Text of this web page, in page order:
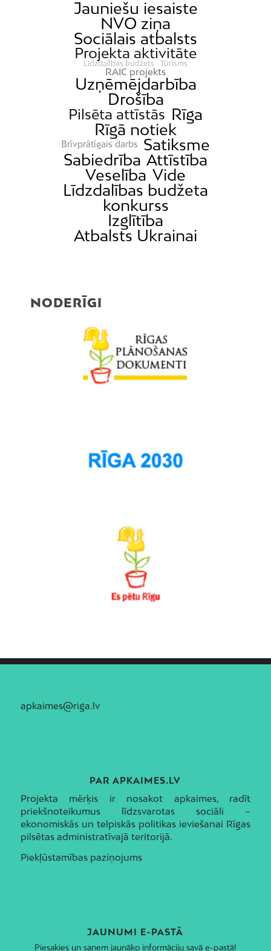
Jauniešu iesaiste
NVO ziņa
Sociālais atbalsts
Projekta aktivitāte
Līdzdalības budžets Tūrisms
RAIC projekts
Uzņēmējdarbība
Drošība
Pilsēta attīstās Rīga
Rīgā notiek
Brīvprātīgais darbs
Satiksme
Sabiedrība Attīstība
Veselība Vide
Līdzdalības budžeta
konkurss
Izglītība
Atbalsts Ukrainai
NODERĪGI
apkaimes@riga.lv
PAR APKAIMES.LV
Projekta mērķis ir nosakot apkaimes, radīt
priekšnoteikumus līdzsvarotas sociāli –
ekonomiskās un telpiskās politikas ieviešanai Rīgas
pilsētas administratīvajā teritorijā.
Piekļūstamības paziņojums
JAUNUMI E-PASTĀ
Piesakies un saņem jaunāko informāciju savā e-pastā!